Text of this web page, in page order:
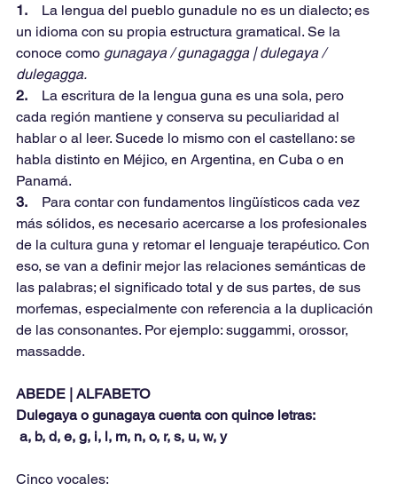
1. La lengua del pueblo gunadule no es un dialecto; es
un idioma con su propia estructura gramatical. Se la
conoce como gunagaya / gunagagga | dulegaya /
dulegagga.
2. La escritura de la lengua guna es una sola, pero
cada región mantiene y conserva su peculiaridad al
hablar o al leer. Sucede lo mismo con el castellano: se
habla distinto en Méjico, en Argentina, en Cuba o en
Panamá.
3. Para contar con fundamentos lingüísticos cada vez
más sólidos, es necesario acercarse a los profesionales
de la cultura guna y retomar el lenguaje terapéutico. Con
eso, se van a definir mejor las relaciones semánticas de
las palabras; el significado total y de sus partes, de sus
morfemas, especialmente con referencia a la duplicación
de las consonantes. Por ejemplo: suggammi, orossor,
massadde.
ABEDE | ALFABETO
Dulegaya o gunagaya cuenta con quince letras:
a, b, d, e, g, i, l, m, n, o, r, s, u, w, y
Cinco vocales: